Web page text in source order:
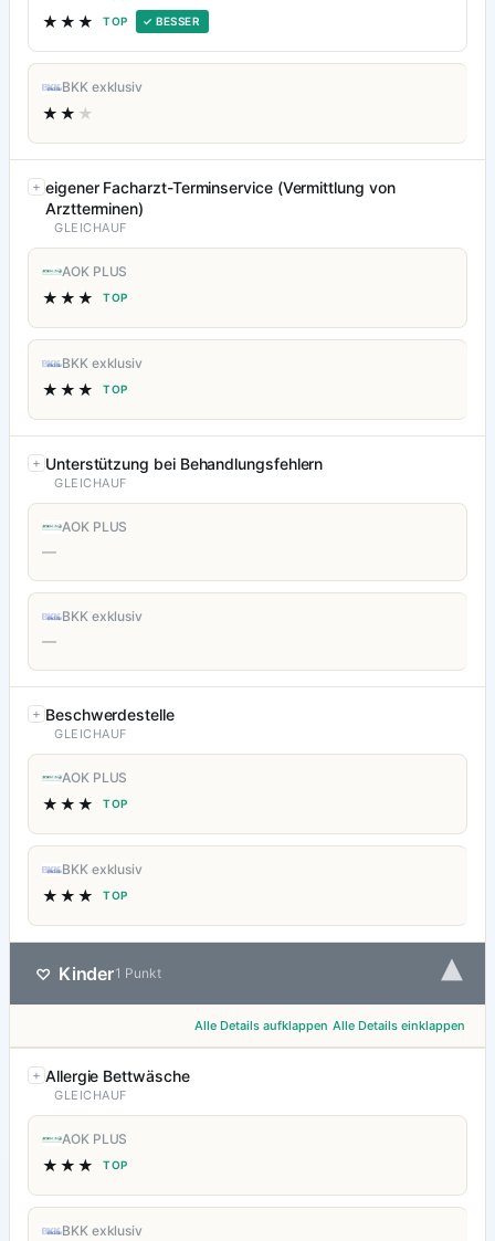
★★★ TOP ✓ BESSER
BKK exklusiv
★★ ★
eigener Facharzt-Terminservice (Vermittlung von
Arztterminen)
GLEICHAUF
AOK PLUS
★★★ TOP
BKK exklusiv
★★★ TOP
Unterstützung bei Behandlungsfehlern
GLEICHAUF
AOK PLUS
—
BKK exklusiv
—
Beschwerdestelle
GLEICHAUF
AOK PLUS
★★★ TOP
BKK exklusiv
★★★ TOP
♡ Kinder1 Punkt ▾
Alle Details aufklappen Alle Details einklappen
Allergie Bettwäsche
GLEICHAUF
AOK PLUS
★★★ TOP
BKK exklusiv